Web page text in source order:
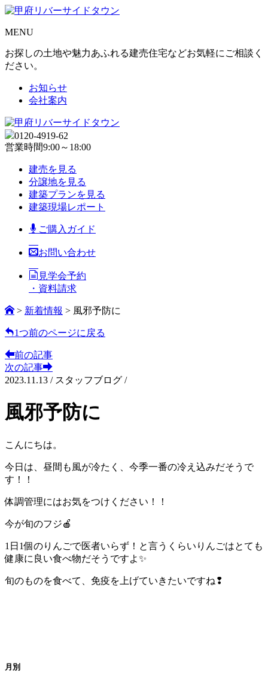
MENU
お探しの土地や魅力あふれる建売住宅などお気軽にご相談く
ださい。
お知らせ
会社案内
0120-4919-62
営業時間9:00～18:00
建売を見る
分譲地を見る
建築プランを見る
建築現場レポート
ご購入ガイド
お問い合わせ
見学会予約
・資料請求
> 新着情報 > 風邪予防に
1つ前のページに戻る
前の記事
次の記事
2023.11.13 / スタッフブログ /
風邪予防に
こんにちは。
今日は、昼間も風が冷たく、今季一番の冷え込みだそうで
す！！
体調管理にはお気をつけください！！
今が旬のフジ🍎
1日1個のりんごで医者いらず！と言うくらいりんごはとても
健康に良い食べ物だそうですよ✨
旬のものを食べて、免疫を上げていきたいですね❢
月別